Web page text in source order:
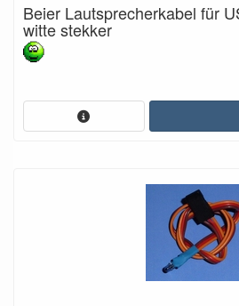
Beier Lautsprecherkabel für
witte stekker